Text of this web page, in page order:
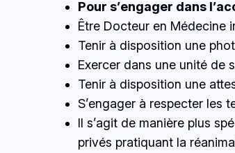
Pour s’engager dans
Être Docteur en Médecine
Tenir à disposition une
Exercer dans une unité de
Tenir à disposition une
S’engager à respecter les
Il s’agit de manière plus
privés pratiquant la